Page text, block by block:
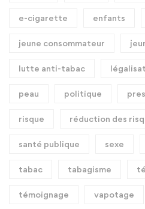
e-cigarette enfants
jeune consommateur
lutte anti-tabac
peau politique
risque réduction des
santé publique sexe
tabac tabagisme
témoignage vapotage